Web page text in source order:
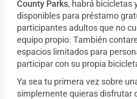
County Parks, habrá bicicletas
disponibles para préstamo
participantes adultos que no
equipo propio. También
espacios limitados para
participar con su propia
Ya sea tu primera vez sobre
simplemente quieras disfrutar